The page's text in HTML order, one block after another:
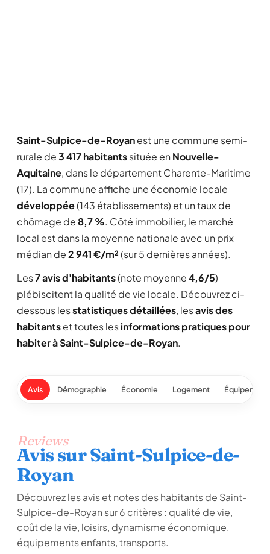
Saint-Sulpice-de-Royanest une commune semi-
rurale de3 417 habitantssituée en Nouvelle-
Aquitaine, dans le département Charente-Maritime
(17). La commune affiche une économie locale
développée(143 établissements) et un taux de
chômage de8,7 %. Côté immobilier, le marché
local est dans la moyenne nationale avec un prix
médian de2 941 €/m²(sur 5 dernières années).
Les7 avis d'habitants(note moyenne4,6/5)
plébiscitent la qualité de vie locale. Découvrez ci-
dessous lesstatistiques détaillées, lesavis des
habitantset toutes lesinformations pratiques pour
habiter à Saint-Sulpice-de-Royan.
Avis Démographie Économie Logement
Reviews
Avis sur Saint-Sulpice-de-
Royan
Découvrez les avis et notes des habitants de Saint-
Sulpice-de-Royan sur 6 critères : qualité de vie,
coût de la vie, loisirs, dynamisme économique,
équipements enfants, transports.